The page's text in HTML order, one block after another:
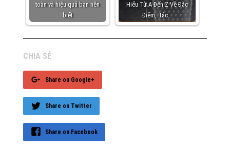
toàn và hiệu quả bạn nên
biết
Hiểu Từ A Đến Z Về Đặc
Điểm, Tác…
CHIA SẺ
Share on Google+
Share on Twitter
Share on Facebook